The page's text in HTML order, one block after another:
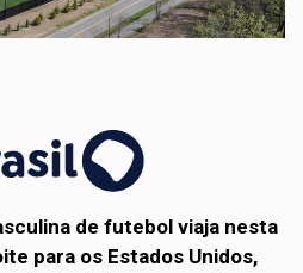
de futebol viaja nesta
para os Estados Unidos,